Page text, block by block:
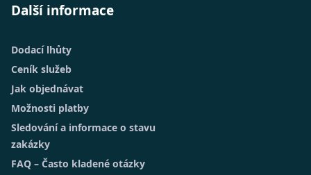
Další informace
Dodací lhůty
Ceník služeb
Jak objednávat
Možnosti platby
Sledování a informace o stavu
zakázky
FAQ – Často kladené otázky